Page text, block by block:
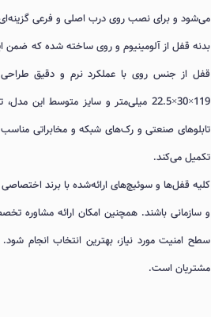
می‌شود و برای نصب روی درب اصلی و فرعی
بدنه قفل از آلومینیوم و روی ساخته شده که ضمن
قفل از جنس روی با عملکرد نرم و دقیق طراحی
119×30×22.5 میلی‌متر و سایز
تابلوهای صنعتی و رک‌های شبکه و مخابراتی
تکمیل می‌کند.
و سازمانی باشند. همچنین امکان ارائه
سطح امنیت مورد نیاز، بهترین انتخاب انجام شود.
مشتریان است.